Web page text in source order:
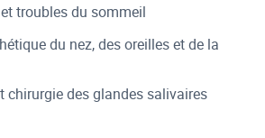
troubles du sommeil
du nez, des oreilles et de la
chirurgie des glandes salivaires